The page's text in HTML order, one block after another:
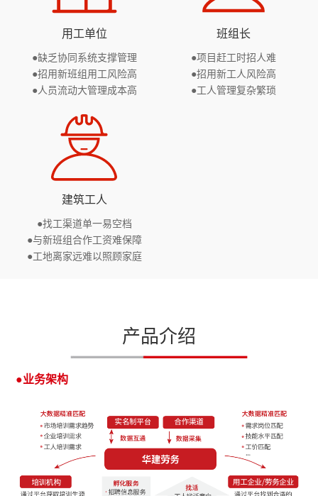
用工单位
●缺乏协同系统支撑管理
●招用新班组用工风险高
●人员流动大管理成本高
班组长
●项目赶工时招人难
●招用新工人风险高
●工人管理复杂繁琐
建筑工人
●找工渠道单一易空档
●与新班组合作工资难保障
●工地离家远难以照顾家庭
产品介绍
●业务架构